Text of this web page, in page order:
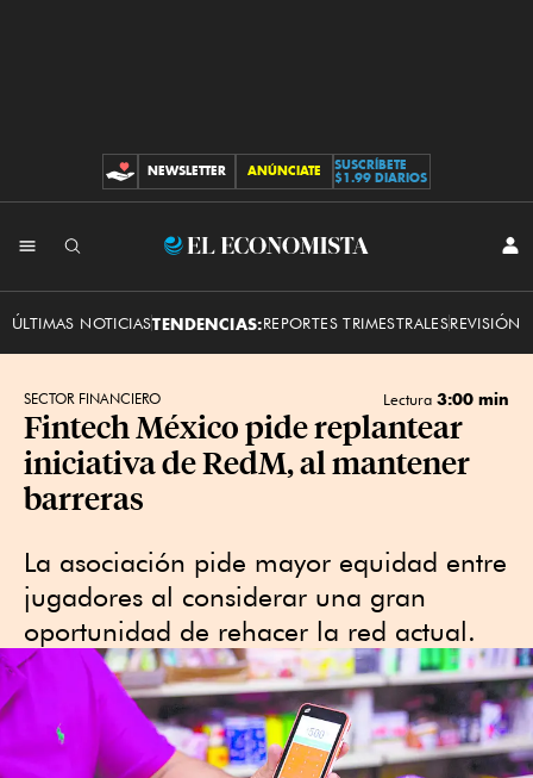
CONTRIBUCIONES
NEWSLETTER ANÚNCIATE
SUSCRÍBETE
$1.99 DIARIOS
El
ÚLTIMAS NOTICIASTENDENCIAS:REPORTES TRIMESTRALESREVISIÓN
SECTOR FINANCIERO Lectura 3:00 min
Fintech México pide replantear
iniciativa de RedM, al mantener
barreras
La asociación pide mayor equidad entre
jugadores al considerar una gran
oportunidad de rehacer la red actual.